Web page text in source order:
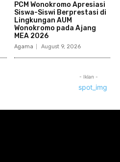
PCM Wonokromo Apresiasi
Siswa-Siswi Berprestasi di
Lingkungan AUM
Wonokromo pada Ajang
MEA 2026
Agama August 9, 2026
- Iklan -